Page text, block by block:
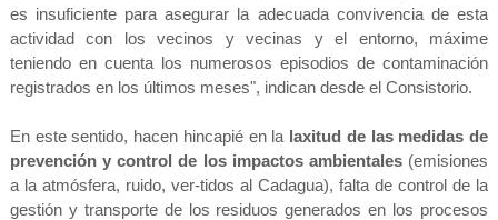
es insuficiente para asegurar la adecuada convivencia de esta
actividad con los vecinos y vecinas y el entorno, máxime
teniendo en cuenta los numerosos episodios de contaminación
registrados en los últimos meses", indican desde el Consistorio.
En este sentido, hacen hincapié en la laxitud de las medidas de
prevención y control de los impactos ambientales(emisiones
a la atmósfera, ruido, ver-tidos al Cadagua), falta de control de la
gestión y transporte de los residuos generados en los procesos